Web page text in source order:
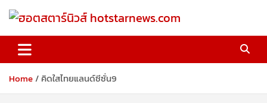
ฮอตสตาร์นิวส์ hotstarnews.com
Home คิดใสไทยแลนด์ซีซั่น9